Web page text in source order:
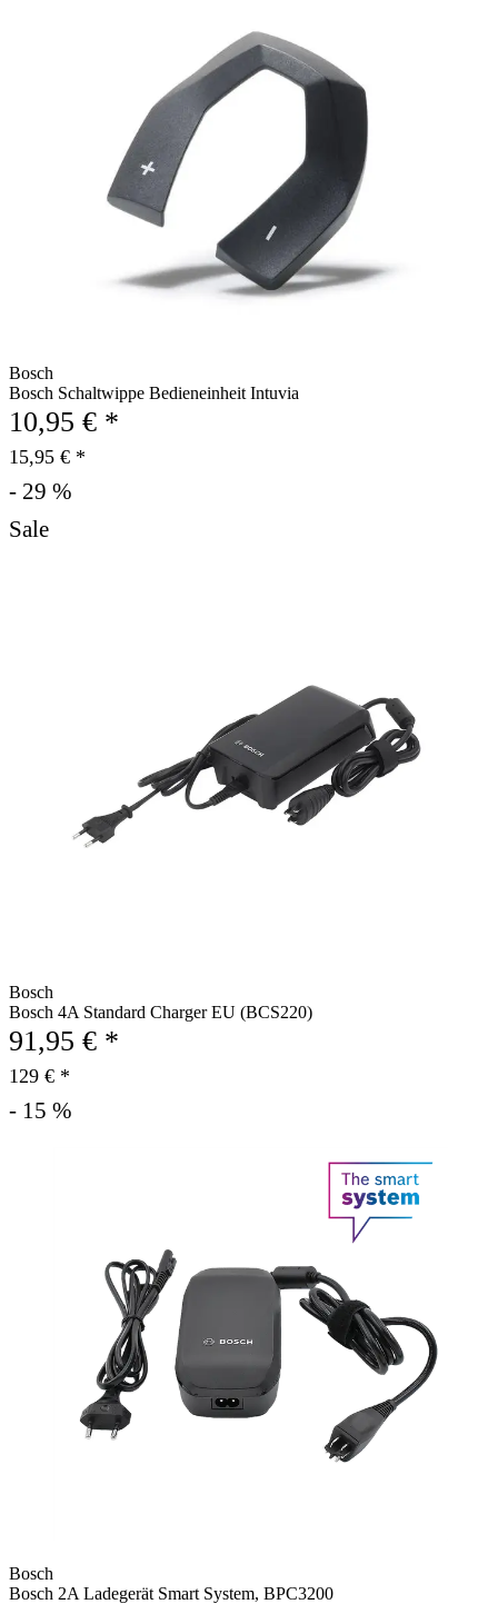
Bosch
Bosch Schaltwippe Bedieneinheit Intuvia
10,95 € *
15,95 € *
- 29 %
Sale
Bosch
Bosch 4A Standard Charger EU (BCS220)
91,95 € *
129 € *
- 15 %
Bosch
Bosch 2A Ladegerät Smart System, BPC3200